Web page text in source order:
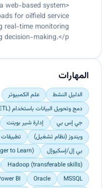
web-based system
for oilfield service
real-time monitoring
decision-making.</p>
المهارات
الدليل النشط
علم الكمبيوتر
دمج وتحويل البيانات باستخدام ETL (ETL)
جي إس بي
إدارة شير بوينت
ويندوز (نظام تشغيل)
تطبيقات
بي إل/إسكيوإل
to Learn)
Hadoop (transferable skills)
MSSQL
Oracle
BI